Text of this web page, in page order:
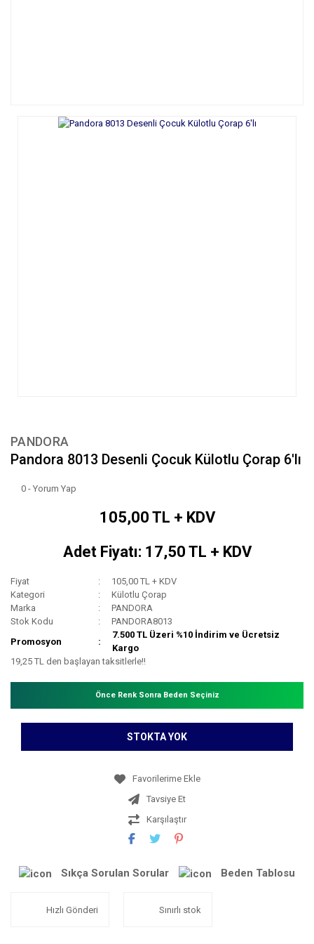
PANDORA
Pandora 8013 Desenli Çocuk Külotlu Çorap 6'lı
0 - Yorum Yap
105,00 TL + KDV
Adet Fiyatı: 17,50 TL + KDV
Fiyat
105,00 TL + KDV
Kategori
Külotlu Çorap
Marka
PANDORA
Stok Kodu
PANDORA8013
Promosyon
7.500 TL Üzeri %10 İndirim ve Ücretsiz
Kargo
19,25 TL den başlayan taksitlerle!!
Önce Renk Sonra Beden Seçiniz
STOKTA YOK
Tavsiye Et
Karşılaştır
Sıkça Sorulan Sorular Beden Tablosu
Hızlı Gönderi Sınırlı stok